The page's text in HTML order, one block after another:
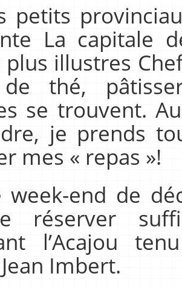
petits
La capitale
illustres
thé,
se trouvent.
je prends
mes « repas »!
week-end de
réserver
l’Acajou
Imbert.